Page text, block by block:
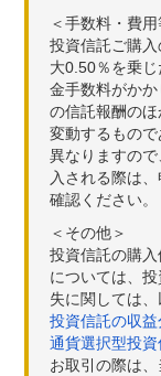
＜手数料・費用
投資信託ご購
大0.50％を乗
金手数料がか
の信託報酬の
変動するもの
異なりますの
入される際は
確認ください。
＜その他＞
投資信託の購
については、
失に関しては、
投資信託の収
通貨選択型投
お取引の際は